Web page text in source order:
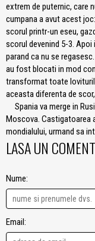
extrem de puternic, care
cumpana a avut acest
scorul printr-un eseu,
scorul devenind 5-3.
parand ca nu se
au fost blocati in mod
transformat toate
aceasta diferenta de
Spania va merge in
Moscova. Castigatoarea
mondialului, urmand sa
LASA UN
Nume:
Email: